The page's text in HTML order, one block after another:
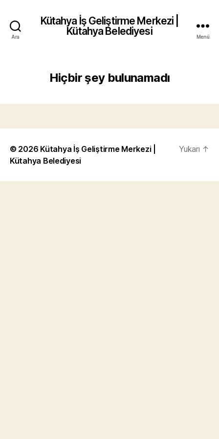
Ara
Kütahya İş Geliştirme Merkezi |
Kütahya Belediyesi
Menü
Hiçbir şey bulunamadı
© 2026 Kütahya İş Geliştirme Merkezi |
Kütahya Belediyesi
Yukarı ↑